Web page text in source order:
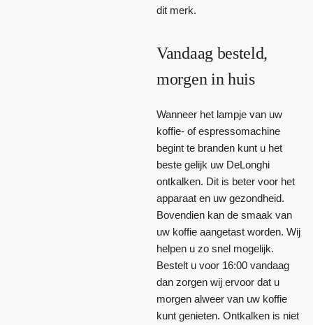
dit merk.
Vandaag besteld,
morgen in huis
Wanneer het lampje van uw
koffie- of espressomachine
begint te branden kunt u het
beste gelijk uw DeLonghi
ontkalken. Dit is beter voor het
apparaat en uw gezondheid.
Bovendien kan de smaak van
uw koffie aangetast worden. Wij
helpen u zo snel mogelijk.
Bestelt u voor 16:00 vandaag
dan zorgen wij ervoor dat u
morgen alweer van uw koffie
kunt genieten. Ontkalken is niet